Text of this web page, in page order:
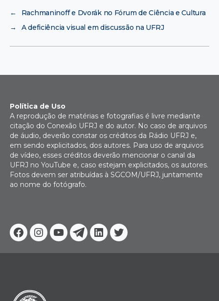
←
Rachmaninoff e Dvorák no Fórum de Ciência e Cultura
→
A deficiência visual em discussão na UFRJ
Facebook
Instagram
YoutubeTelegram
Linkedin
Twitter
Política de Uso
A reprodução de matérias e fotografias é livre mediante
citação do Conexão UFRJ e do autor. No caso de arquivos
de áudio, deverão constar os créditos da Rádio UFRJ e,
em sendo explicitados, dos autores. Para uso de arquivos
de vídeo, esses créditos deverão mencionar o canal da
UFRJ no YouTube e, caso estejam explicitados, os autores.
Fotos devem ser atribuídas à SGCOM/UFRJ, juntamente
ao nome do fotógrafo.